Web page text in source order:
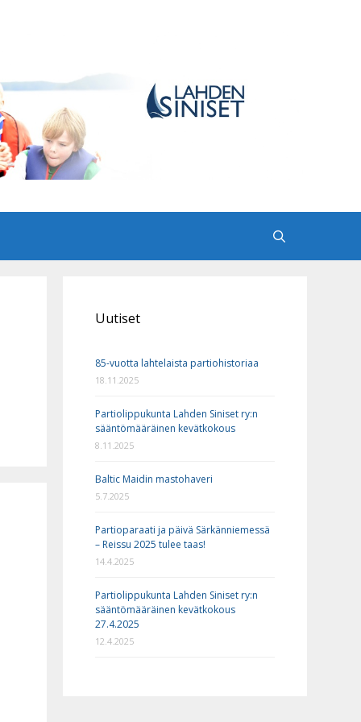
Uutiset
85-vuotta lahtelaista partiohistoriaa
18.11.2025
Partiolippukunta Lahden Siniset ry:n
sääntömääräinen kevätkokous
8.11.2025
Baltic Maidin mastohaveri
5.7.2025
Partioparaati ja päivä Särkänniemessä
– Reissu 2025 tulee taas!
14.4.2025
Partiolippukunta Lahden Siniset ry:n
sääntömääräinen kevätkokous
27.4.2025
12.4.2025